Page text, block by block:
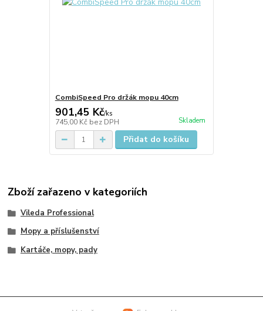
CombiSpeed Pro držák mopu 40cm
901,45 Kč/ks
745,00 Kč bez DPH Skladem
Přidat do košíku
Zboží zařazeno v kategoriích
Vileda Professional
Mopy a příslušenství
Kartáče, mopy, pady